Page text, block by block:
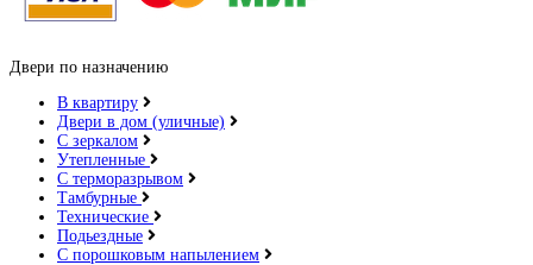
Двери по назначению
В квартиру
Двери в дом (уличные)
С зеркалом
Утепленные
С терморазрывом
Тамбурные
Технические
Подьездные
С порошковым напылением